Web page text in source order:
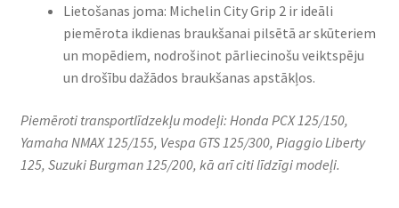
Lietošanas joma: Michelin City Grip 2 ir ideāli
piemērota ikdienas braukšanai pilsētā ar skūteriem
un mopēdiem, nodrošinot pārliecinošu veiktspēju
un drošību dažādos braukšanas apstākļos.
Piemēroti transportlīdzekļu modeļi: Honda PCX 125/150,
Yamaha NMAX 125/155, Vespa GTS 125/300, Piaggio Liberty
125, Suzuki Burgman 125/200, kā arī citi līdzīgi modeļi.